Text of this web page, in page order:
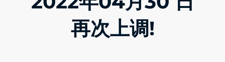
再次上调!